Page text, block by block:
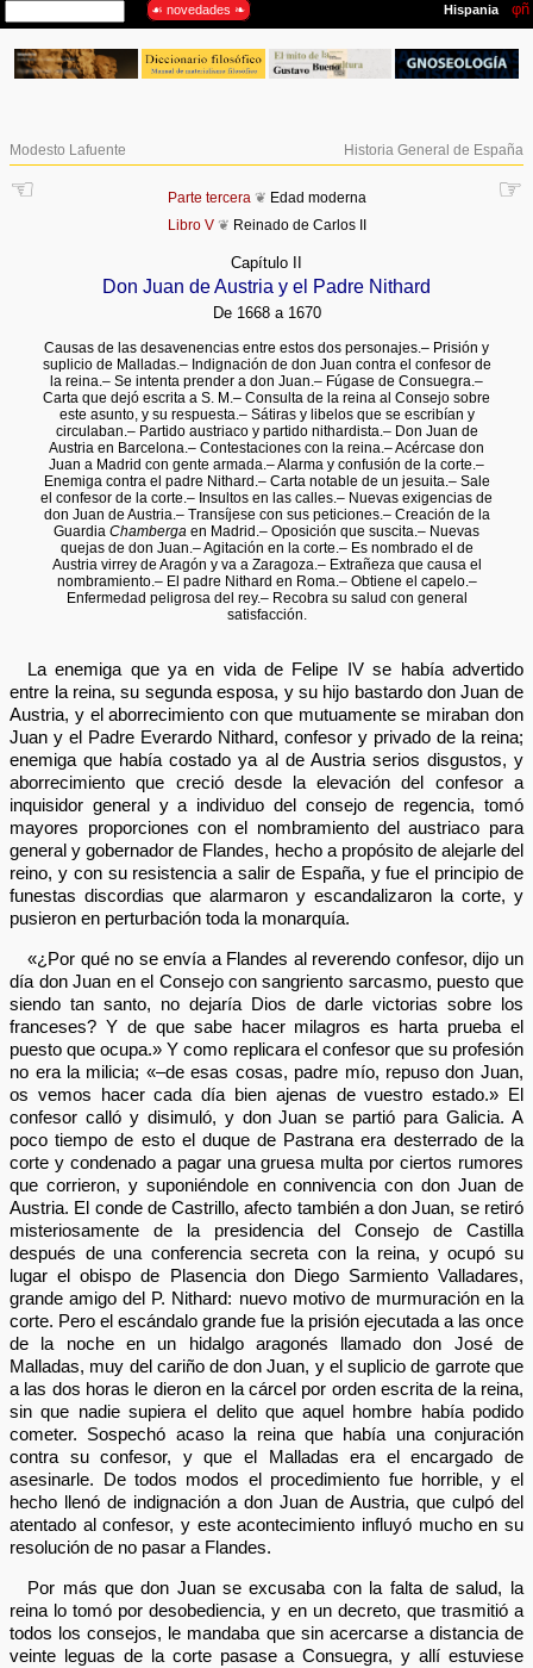
Modesto Lafuente Historia General de España
☜ ☞
Parte tercera ❦ Edad moderna
Libro V ❦ Reinado de Carlos II
Capítulo II
Don Juan de Austria y el Padre Nithard
De 1668 a 1670
Causas de las desavenencias entre estos dos personajes.– Prisión y
suplicio de Malladas.– Indignación de don Juan contra el confesor de
la reina.– Se intenta prender a don Juan.– Fúgase de Consuegra.–
Carta que dejó escrita a S. M.– Consulta de la reina al Consejo sobre
este asunto, y su respuesta.– Sátiras y libelos que se escribían y
circulaban.– Partido austriaco y partido nithardista.– Don Juan de
Austria en Barcelona.– Contestaciones con la reina.– Acércase don
Juan a Madrid con gente armada.– Alarma y confusión de la corte.–
Enemiga contra el padre Nithard.– Carta notable de un jesuita.– Sale
el confesor de la corte.– Insultos en las calles.– Nuevas exigencias de
don Juan de Austria.– Transíjese con sus peticiones.– Creación de la
Guardia Chamberga en Madrid.– Oposición que suscita.– Nuevas
quejas de don Juan.– Agitación en la corte.– Es nombrado el de
Austria virrey de Aragón y va a Zaragoza.– Extrañeza que causa el
nombramiento.– El padre Nithard en Roma.– Obtiene el capelo.–
Enfermedad peligrosa del rey.– Recobra su salud con general
satisfacción.
La enemiga que ya en vida de Felipe IV se había advertido
entre la reina, su segunda esposa, y su hijo bastardo don Juan de
Austria, y el aborrecimiento con que mutuamente se miraban don
Juan y el Padre Everardo Nithard, confesor y privado de la reina;
enemiga que había costado ya al de Austria serios disgustos, y
aborrecimiento que creció desde la elevación del confesor a
inquisidor general y a individuo del consejo de regencia, tomó
mayores proporciones con el nombramiento del austriaco para
general y gobernador de Flandes, hecho a propósito de alejarle del
reino, y con su resistencia a salir de España, y fue el principio de
funestas discordias que alarmaron y escandalizaron la corte, y
pusieron en perturbación toda la monarquía.
«¿Por qué no se envía a Flandes al reverendo confesor, dijo un
día don Juan en el Consejo con sangriento sarcasmo, puesto que
siendo tan santo, no dejaría Dios de darle victorias sobre los
franceses? Y de que sabe hacer milagros es harta prueba el
puesto que ocupa.» Y como replicara el confesor que su profesión
no era la milicia; «–de esas cosas, padre mío, repuso don Juan,
os vemos hacer cada día bien ajenas de vuestro estado.» El
confesor calló y disimuló, y don Juan se partió para Galicia. A
poco tiempo de esto el duque de Pastrana era desterrado de la
corte y condenado a pagar una gruesa multa por ciertos rumores
que corrieron, y suponiéndole en connivencia con don Juan de
Austria. El conde de Castrillo, afecto también a don Juan, se retiró
misteriosamente de la presidencia del Consejo de Castilla
después de una conferencia secreta con la reina, y ocupó su
lugar el obispo de Plasencia don Diego Sarmiento Valladares,
grande amigo del P. Nithard: nuevo motivo de murmuración en la
corte. Pero el escándalo grande fue la prisión ejecutada a las once
de la noche en un hidalgo aragonés llamado don José de
Malladas, muy del cariño de don Juan, y el suplicio de garrote que
a las dos horas le dieron en la cárcel por orden escrita de la reina,
sin que nadie supiera el delito que aquel hombre había podido
cometer. Sospechó acaso la reina que había una conjuración
contra su confesor, y que el Malladas era el encargado de
asesinarle. De todos modos el procedimiento fue horrible, y el
hecho llenó de indignación a don Juan de Austria, que culpó del
atentado al confesor, y este acontecimiento influyó mucho en su
resolución de no pasar a Flandes.
Por más que don Juan se excusaba con la falta de salud, la
reina lo tomó por desobediencia, y en un decreto, que trasmitió a
todos los consejos, le mandaba que sin acercarse a distancia de
veinte leguas de la corte pasase a Consuegra, y allí estuviese